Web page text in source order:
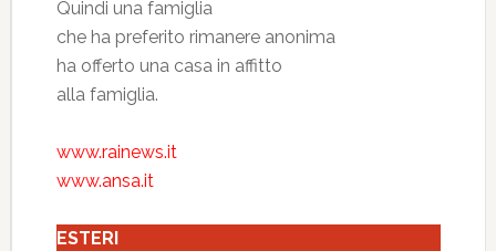
Quindi una famiglia
che ha preferito rimanere anonima
ha offerto una casa in affitto
alla famiglia.
www.rainews.it
www.ansa.it
ESTERI